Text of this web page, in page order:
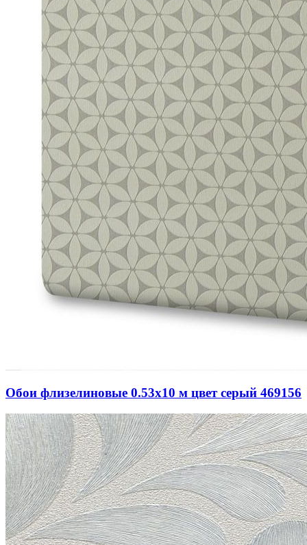
Обои флизелиновые 0.53х10 м цвет серый 469156